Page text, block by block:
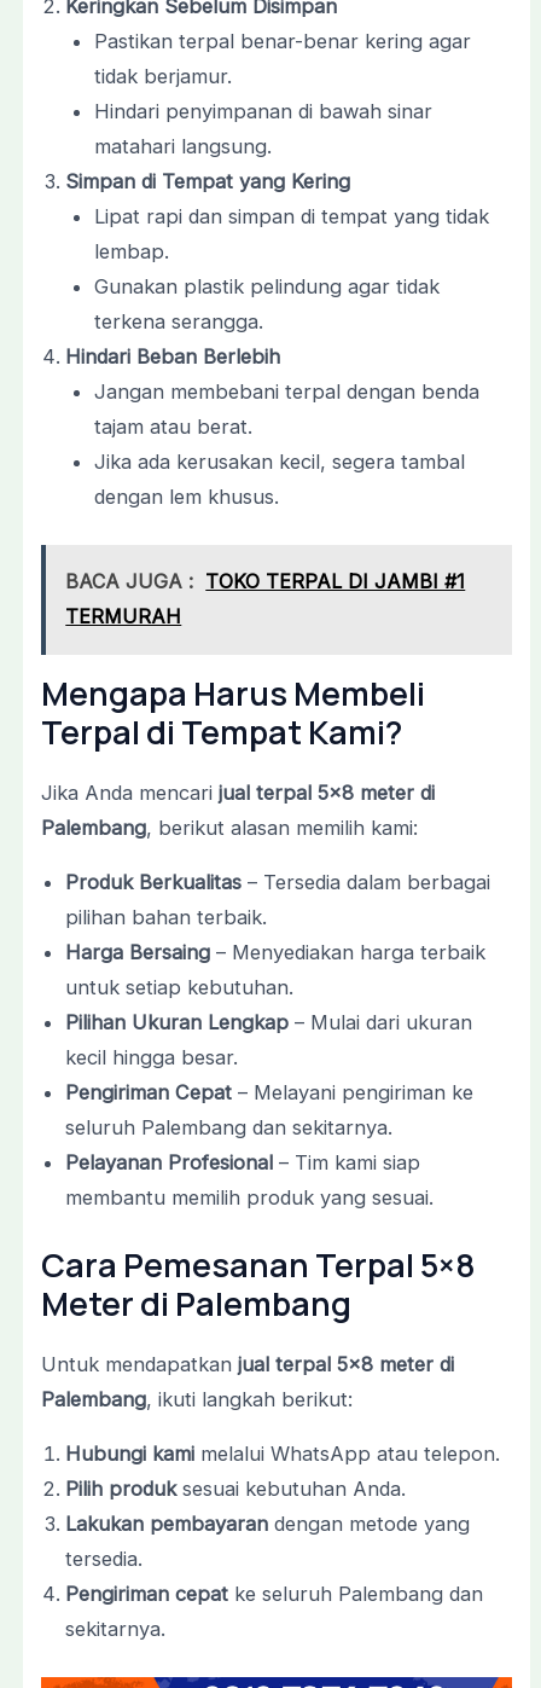
Keringkan Sebelum Disimpan
Pastikan terpal benar-benar kering agar
tidak berjamur.
Hindari penyimpanan di bawah sinar
matahari langsung.
Simpan di Tempat yang Kering
Lipat rapi dan simpan di tempat yang tidak
lembap.
Gunakan plastik pelindung agar tidak
terkena serangga.
Hindari Beban Berlebih
Jangan membebani terpal dengan benda
tajam atau berat.
Jika ada kerusakan kecil, segera tambal
dengan lem khusus.
BACA JUGA : TOKO TERPAL DI JAMBI #1
TERMURAH
Mengapa Harus Membeli
Terpal di Tempat Kami?
Jika Anda mencari jual terpal 5×8 meter di
Palembang, berikut alasan memilih kami:
Produk Berkualitas– Tersedia dalam berbagai
pilihan bahan terbaik.
Harga Bersaing– Menyediakan harga terbaik
untuk setiap kebutuhan.
Pilihan Ukuran Lengkap– Mulai dari ukuran
kecil hingga besar.
Pengiriman Cepat– Melayani pengiriman ke
seluruh Palembang dan sekitarnya.
Pelayanan Profesional– Tim kami siap
membantu memilih produk yang sesuai.
Cara Pemesanan Terpal 5×8
Meter di Palembang
Untuk mendapatkan jual terpal 5×8 meter di
Palembang, ikuti langkah berikut:
Hubungi kamimelalui WhatsApp atau telepon.
Pilih produksesuai kebutuhan Anda.
Lakukan pembayarandengan metode yang
tersedia.
Pengiriman cepatke seluruh Palembang dan
sekitarnya.